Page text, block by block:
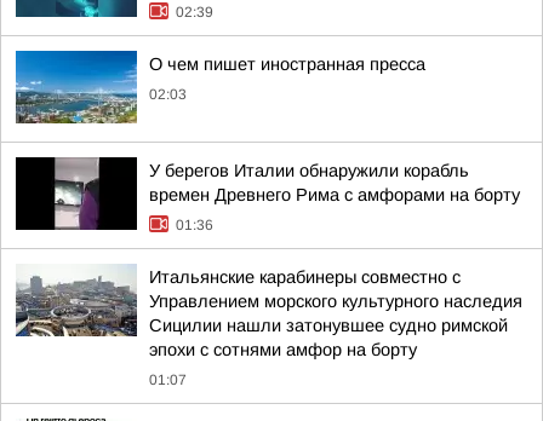
02:39
О чем пишет иностранная пресса
02:03
У берегов Италии обнаружили корабль
времен Древнего Рима с амфорами на борту
01:36
Итальянские карабинеры совместно с
Управлением морского культурного наследия
Сицилии нашли затонувшее судно римской
эпохи с сотнями амфор на борту
01:07